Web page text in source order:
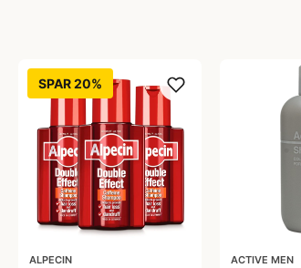
SPAR 20%
ALPECIN ACTIVE MEN